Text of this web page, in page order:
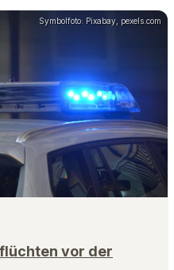
Symbolfoto: Pixabay, pexels.com
vor der